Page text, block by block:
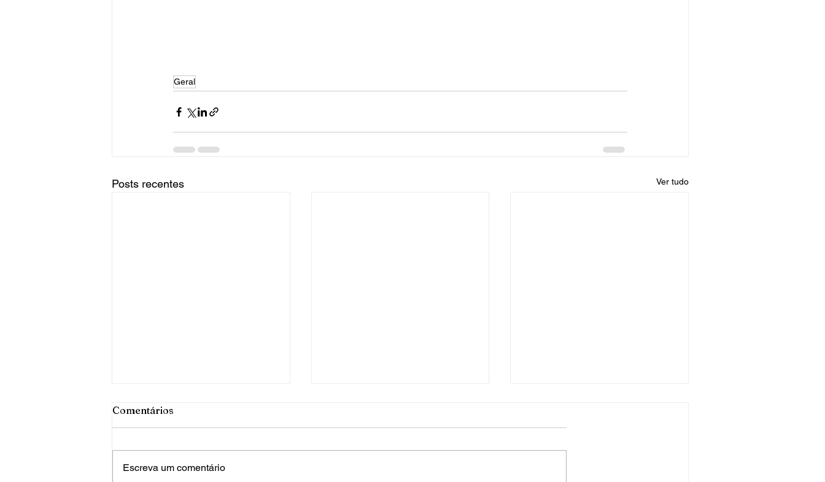
Geral
Posts recentes Ver tudo
Comentários
Escreva um comentário